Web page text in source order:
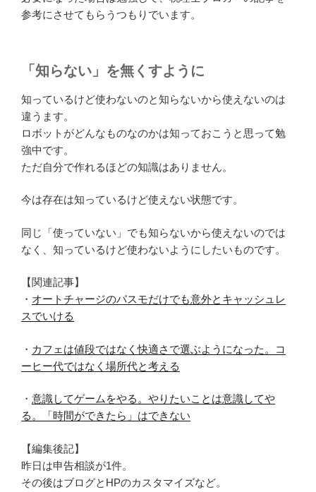
参考にさせてもらうつもりでいます。
「知らない」を無くすように
知っているけど使わないのと知らないから使えないのは
違うます。
ロボットがどんなものなのかは知っておこうと思って勉
強中です。
ただ自分で作れるほどの知識はありません。
今は存在は知っているけど使えない状態です。
同じ「使っていない」でも知らないから使えないのでは
なく、知っているけど使わないようにしたいものです。
【関連記事】
・ オートチャージのパスモだけでも意外とキャッシュレ
スでいける
・ カフェは値段ではなく快適さで選ぶようになった。コ
ーヒー代ではなく場所代と考える
・ 意識してゲームをやる。やりたいことは意識してや
る。「時間ができたら」はできない
【編集後記】
昨日は申告相談が1件。
その後はブログとHPのカスタマイズなど。